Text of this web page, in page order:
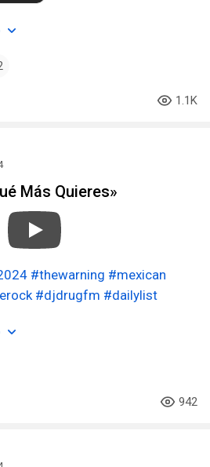
1.1K
Más Quieres»
#thewarning #mexican
#djdrugfm #dailylist
942